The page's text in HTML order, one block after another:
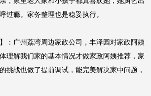
过瘾。家务整理也是稳妥执行。
：广州荔湾周边家政公司，丰泽园对家政阿姨
理解我们家的基本情况才做家政阿姨推荐，家
挑战也做了提前调试，能完美解决家中问题，